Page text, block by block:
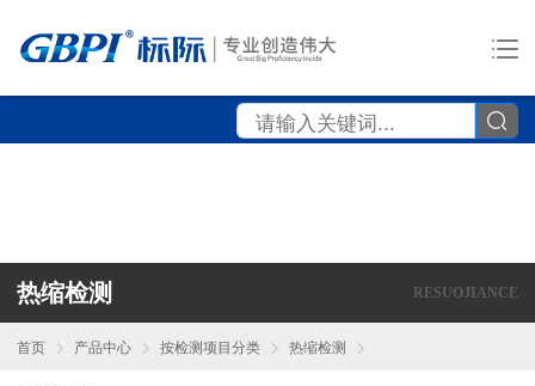
热缩检测 RESUOJIANCE
首页 产品中心 按检测项目分类 热缩检测